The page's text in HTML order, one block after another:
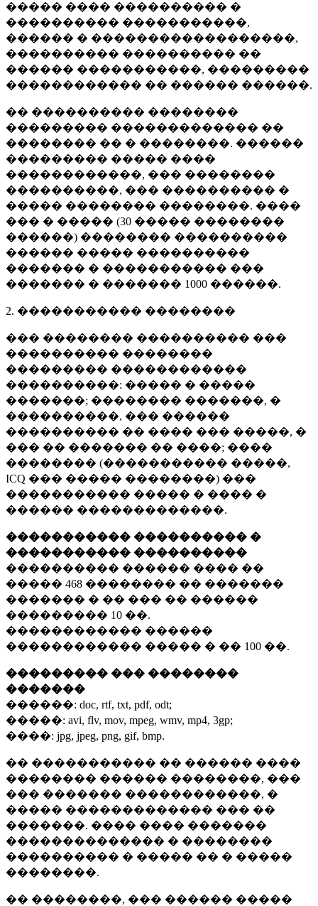
����� ���� ���������� �
���������� �����������,
������ � ������������������,
���������� ���������� ��
������ �����������, ���������
������������ �� ������ ������.
�� ���������� ��������
��������� ������������� ��
�������� �� � ��������. ������
��������� ����� ����
������������, ��� ��������
����������, ��� ���������� �
����� �������� ��������. ����
��� � ����� (30 ����� ��������
������) �������� ����������
������ ����� ����������
������� � ����������� ���
������� � ������� 1000 ������.
2. ����������� ��������
��� �������� ���������� ���
���������� ��������
��������� ������������
����������: ����� � �����
�������; �������� �������, �
����������, ��� ������
���������� �� ���� ��� �����, �
��� �� ������� �� ����; ����
�������� (����������� �����,
ICQ ��� ����� ��������) ���
����������� ����� � ���� �
������ �������������.
����������� ���������� �
����������� ����������
���������� ������ ���� ��
����� 468 �������� �� �������
������� � �� ��� �� ������
��������� 10 ��.
������������ ������
������������ ����� � �� 100 ��.
��������� ��� ��������
�������
������: doc, rtf, txt, pdf, odt;
�����: avi, flv, mov, mpeg, wmv, mp4, 3gp;
����: jpg, jpeg, png, gif, bmp.
�� ����������� �� ������ ����
�������� ������ ��������, ���
��� ������� ������������, �
����� ������������� ��� ��
�������. ���� ���� �������
�������������� � ��������
���������� � ����� �� � �����
��������.
�� ��������, ��� ������ �����